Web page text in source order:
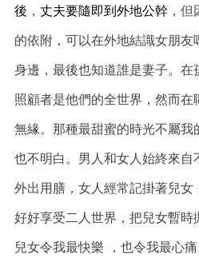
後 ， 丈夫要隨即到外地公幹 ，
的依附，可以在外地結識女朋
身邊，最後也知道誰是妻子。在
照顧者是他們的全世界 ，然而
無緣。那種最甜蜜的時光不屬
也不明白。男人和女人始終來
外出用膳 ，女人經常記掛著兒
好好享受二人世界 ，把兒女暫
兒女令我最快樂 ，也令我最心